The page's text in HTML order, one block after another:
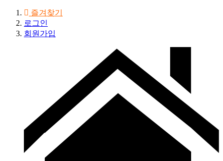
즐겨찾기
로그인
회원가입